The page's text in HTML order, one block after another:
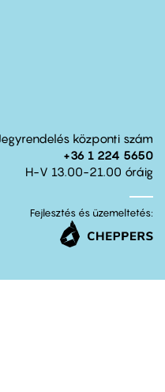
központi szám
+36 1 224 5650
H-V 13.00-21.00 óráig
Fejlesztés és üzemeltetés: